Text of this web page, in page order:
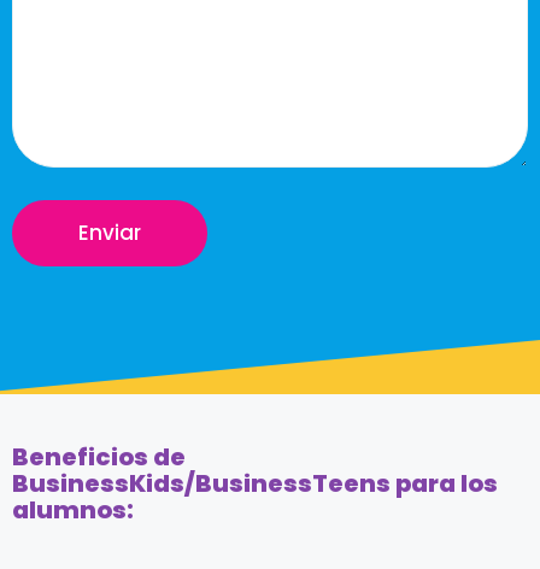
Beneficios de
BusinessKids/BusinessTeens para los
alumnos: